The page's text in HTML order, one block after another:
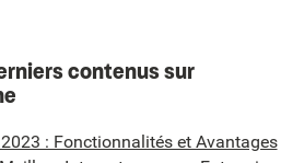
contenus sur
: Fonctionnalités et Avantages